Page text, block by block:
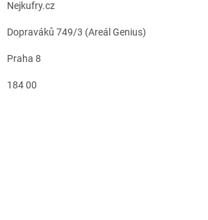
Nejkufry.cz
Dopraváků 749/3 (Areál Genius)
Praha 8
184 00